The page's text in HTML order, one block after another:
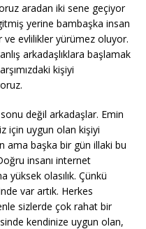
aradan iki sene geçiyor
gitmiş yerine bambaşka insan
ve evlilikler yürümez oluyor.
arkadaşlıklara başlamak
kişiyi
değil arkadaşlar. Emin
için uygun olan kişiyi
ama başka bir gün illaki bu
insanı internet
yüksek olasılık. Çünkü
var artık. Herkes
sizlerde çok rahat bir
kendinize uygun olan,